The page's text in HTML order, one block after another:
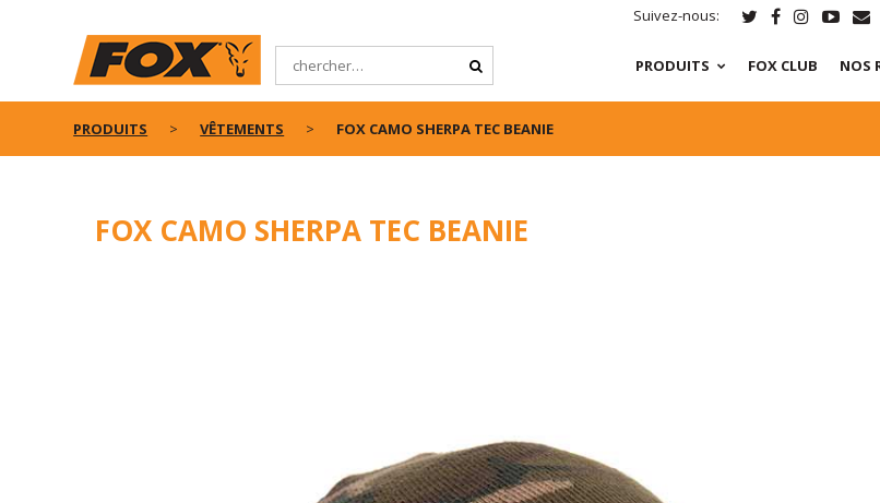
Suivez-nous:
PRODUITS FOX CLUB NOS
PRODUITS VÊTEMENTS FOX CAMO SHERPA TEC BEANIE
FOX CAMO SHERPA TEC BEANIE